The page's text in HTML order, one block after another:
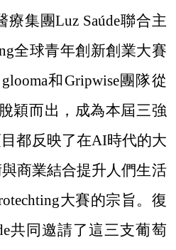
療集團Luz Saúde聯合主
全球青年創新創業大賽
和Gripwise團隊從
穎而出，成為本屆三強
都反映了在AI時代的大
商業結合提升人們生活
大賽的宗旨。復
共同邀請了這三支葡萄